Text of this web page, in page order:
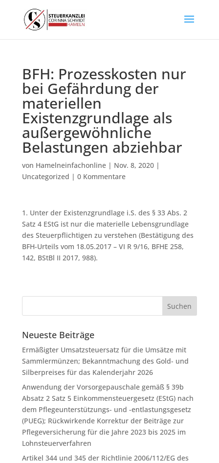
BFH: Prozesskosten nur
bei Gefährdung der
materiellen
Existenzgrundlage als
außergewöhnliche
Belastungen abziehbar
von Hamelneinfachonline| Nov. 8, 2020|
Uncategorized | 0 Kommentare
1. Unter der Existenzgrundlage i.S. des § 33 Abs. 2
Satz 4 EStG ist nur die materielle Lebensgrundlage
des Steuerpflichtigen zu verstehen (Bestätigung des
BFH-Urteils vom 18.05.2017 – VI R 9/16, BFHE 258,
142, BStBl II 2017, 988).
Neueste Beiträge
Ermäßigter Umsatzsteuersatz für die Umsätze mit
Sammlermünzen; Bekanntmachung des Gold- und
Silberpreises für das Kalenderjahr 2026
Anwendung der Vorsorgepauschale gemäß § 39b
Absatz 2 Satz 5 Einkommensteuergesetz (EStG) nach
dem Pflegeunterstützungs- und -entlastungsgesetz
(PUEG); Rückwirkende Korrektur der Beiträge zur
Pflegeversicherung für die Jahre 2023 bis 2025 im
Lohnsteuerverfahren
Artikel 344 und 345 der Richtlinie 2006/112/EG des